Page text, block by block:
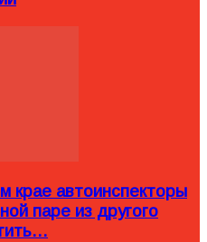
крае автоинспекторы
паре из другого